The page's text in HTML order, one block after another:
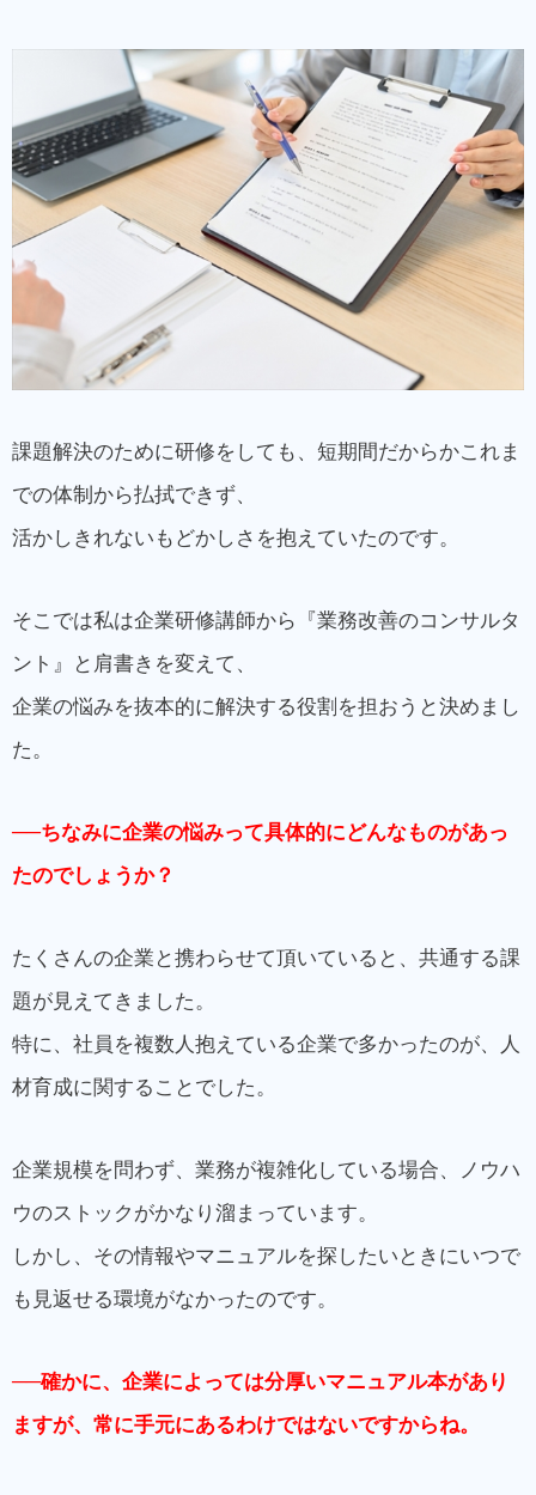
課題解決のために研修をしても、短期間だからかこれま
での体制から払拭できず、
活かしきれないもどかしさを抱えていたのです。
そこでは私は企業研修講師から『業務改善のコンサルタ
ント』と肩書きを変えて、
企業の悩みを抜本的に解決する役割を担おうと決めまし
た。
──ちなみに企業の悩みって具体的にどんなものがあっ
たのでしょうか？
たくさんの企業と携わらせて頂いていると、共通する課
題が見えてきました。
特に、社員を複数人抱えている企業で多かったのが、人
材育成に関することでした。
企業規模を問わず、業務が複雑化している場合、ノウハ
ウのストックがかなり溜まっています。
しかし、その情報やマニュアルを探したいときにいつで
も 見返せる環境がなかったのです。
──確かに、企業によっては分厚いマニュアル本があり
ますが、常に手元にあるわけではないですからね。